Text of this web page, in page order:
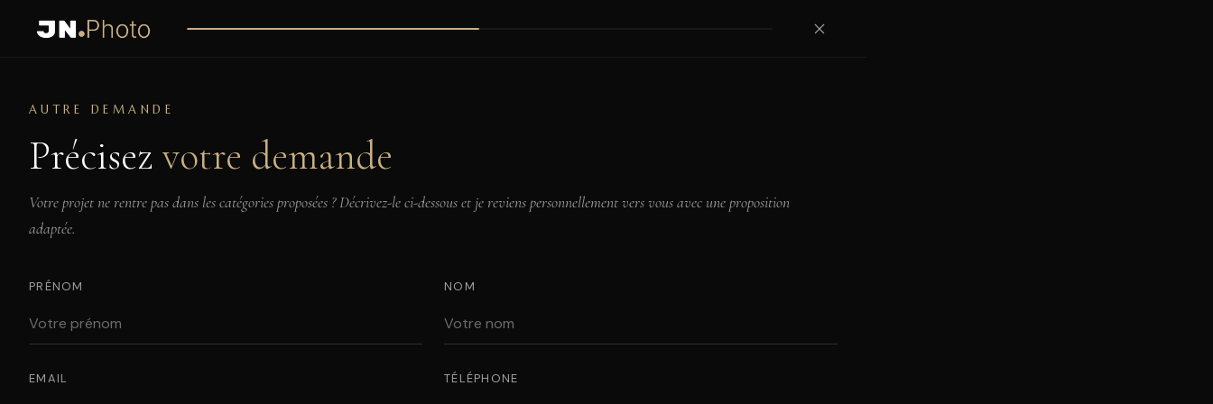
AUTRE DEMANDE
Précisez votre demande
Votre projet ne rentre pas dans les catégories proposées ? Décrivez-le ci-dessous et je reviens personnellement vers vous avec une proposition
adaptée.
PRÉNOM NOM
EMAIL TÉLÉPHONE